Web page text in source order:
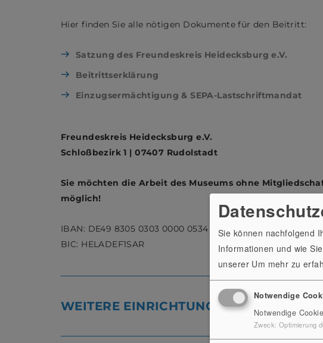
Hier finden Sie alle nötigen Dokumente für den Beitritt:
Satzung des Freundeskreis Heidecksburg e.V.
Beitrittserklärung
Einzugsermächtigung & SEPA-Lastschriftmandat
Freundeskreis Heidecksburg e.V.
Schloßbezirk 1 | 07407 Rudolstadt
Sie möchten die Arbeit des Museums ohne
möglich!
IBAN: DE49 8305 0303 0000 0534 22
BIC: HELADEF1SAR
WEITERE EINRICHTUNGEN DES
Sie können nachfolgend
Informationen und wie
unserer Um mehr zu
Notwendige
Notwendige
Zweck: Optimierung